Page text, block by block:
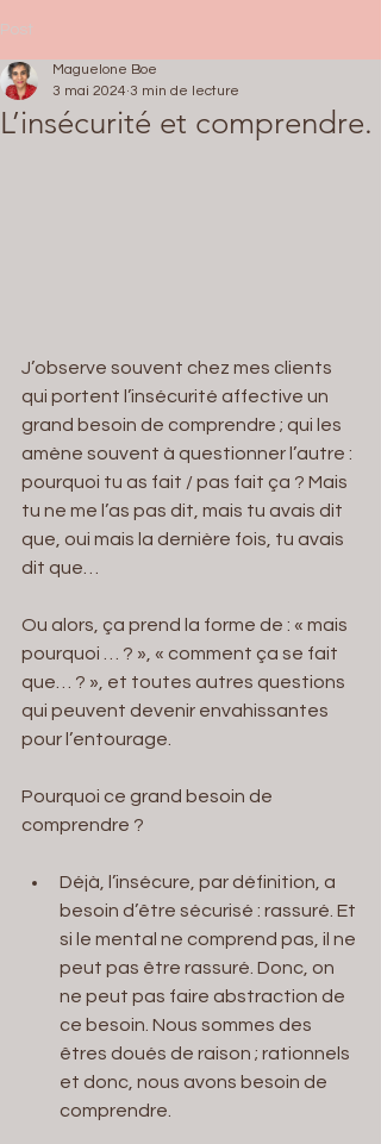
Post
L’insécurité et comprendre.
Maguelone Boe
3 mai 2024 3 min de lecture
J’observe souvent chez mes clients
qui portent l’insécurité affective un
grand besoin de comprendre ; qui les
amène souvent à questionner l’autre :
pourquoi tu as fait / pas fait ça ? Mais
tu ne me l’as pas dit, mais tu avais dit
que, oui mais la dernière fois, tu avais
dit que…
Ou alors, ça prend la forme de : « mais
pourquoi … ? », « comment ça se fait
que… ? », et toutes autres questions
qui peuvent devenir envahissantes
pour l’entourage.
Pourquoi ce grand besoin de
comprendre ?
Déjà, l’insécure, par définition, a
besoin d’être sécurisé : rassuré. Et
si le mental ne comprend pas, il ne
peut pas être rassuré. Donc, on
ne peut pas faire abstraction de
ce besoin. Nous sommes des
êtres doués de raison ; rationnels
et donc, nous avons besoin de
comprendre.